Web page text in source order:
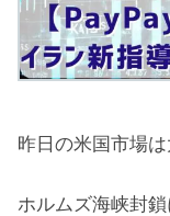
昨日の米国市場は
ホルムズ海峡封